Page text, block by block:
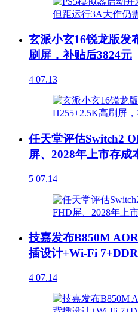
玄派小玄16锐龙版发
刷屏，补贴后3824元
4 07.13
任天堂评估Switch2
屏、2028年上市存成
5 07.14
技嘉发布B850M
插设计+Wi-Fi
4 07.14